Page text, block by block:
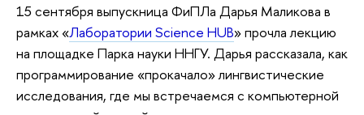
15 сентября выпускница ФиПЛа Дарья Маликова в
рамках «Лаборатории Science HUB» прочла лекцию
на площадке Парка науки ННГУ. Дарья рассказала, как
программирование «прокачало» лингвистические
исследования, где мы встречаемся с компьютерной